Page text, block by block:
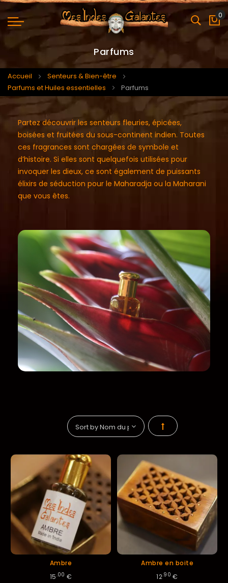
0
Parfums
Accueil
Senteurs & Bien-être
Parfums et Huiles essentielles
Parfums
Partez découvrir les senteurs fleuries, épicées,
boisées et fruitées du sous-continent indien. Toutes
ces fragrances sont chargées de symbole et
d’histoire. Si elles sont quelquefois utilisées pour
invoquer les dieux, ce sont également de puissants
élixirs de séduction pour le Maharadja ou la Maharani
que vous êtes.
Par
décroissant
Ambre
15.00 €
Ambre en boite
12.90 €